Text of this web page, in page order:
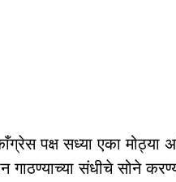
पक्ष सध्या एका मोठ्या
गाठण्याच्या संधीचे सोने